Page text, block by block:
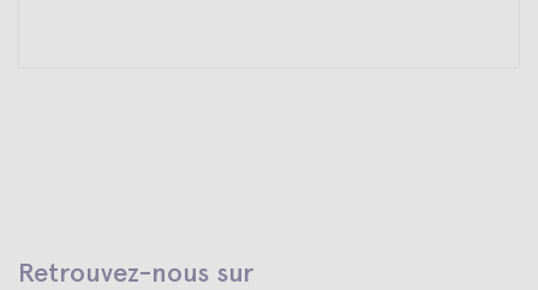
Retrouvez-nous sur